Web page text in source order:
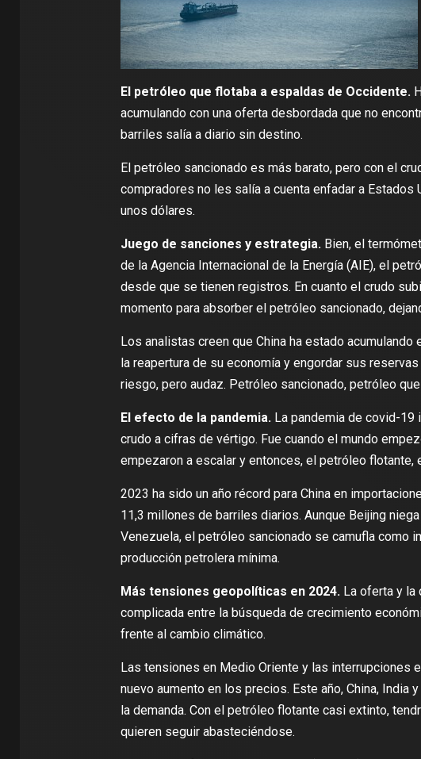
El petróleo que flotaba a espaldas de Occidente.
acumulando con una oferta desbordada que no
barriles salía a diario sin destino.
El petróleo sancionado es más barato, pero con el
compradores no les salía a cuenta enfadar a
unos dólares.
Juego de sanciones y estrategia.Bien, el
de la Agencia Internacional de la Energía (AIE), el
desde que se tienen registros. En cuanto el crudo
momento para absorber el petróleo sancionado,
Los analistas creenque China ha estado acumulando
la reapertura de su economía y engordar sus
riesgo, pero audaz. Petróleo sancionado, petróleo
El efecto de la pandemia.La pandemia de covid-19
crudo a cifras de vértigo. Fue cuando el mundo
empezaron a escalary entonces, el petróleo flotante,
2023 ha sido un año récord para China en
11,3 millones de barriles diarios. Aunque Beijing
Venezuela, el petróleo sancionado se camufla como
producción petrolera mínima.
Más tensiones geopolíticas en 2024.La oferta y la
complicada entre la búsqueda de crecimiento
frente al cambio climático.
Las tensiones en Medio Oriente y las interrupciones
nuevo aumento en los precios. Este año, China, India
la demanda. Con el petróleo flotante casi extinto,
quieren seguir abasteciéndose.